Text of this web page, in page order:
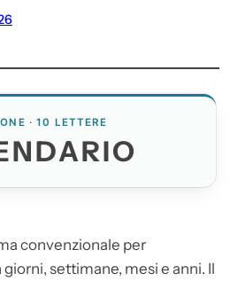
· 10 LETTERE
convenzionale per
settimane, mesi e anni. Il